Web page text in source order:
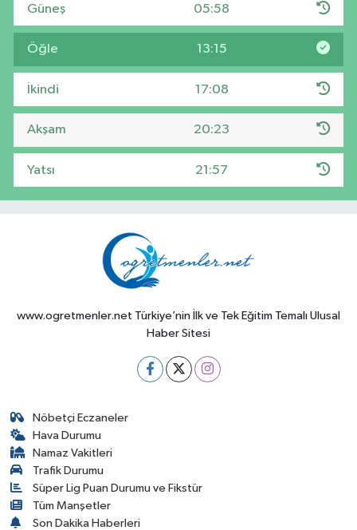
Güneş 05:58
Öğle 13:15
İkindi 17:08
Akşam 20:23
Yatsı 21:57
www.ogretmenler.net Türkiye’nin İlk ve Tek Eğitim Temalı Ulusal
Haber Sitesi
Nöbetçi Eczaneler
Hava Durumu
Namaz Vakitleri
Trafik Durumu
Süper Lig Puan Durumu ve Fikstür
Tüm Manşetler
Son Dakika Haberleri